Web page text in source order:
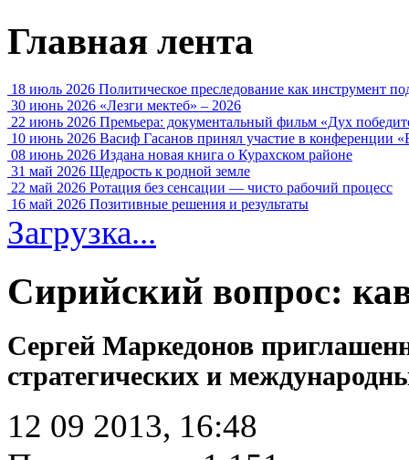
Главная лента
18 июль 2026 Политическое преследование как инструмент
30 июнь 2026 «Лезги мектеб» – 2026
22 июнь 2026 Премьера: документальный фильм «Дух
10 июнь 2026 Васиф Гасанов принял участие в конференции
08 июнь 2026 Издана новая книга о Курахском районе
31 май 2026 Щедрость к родной земле
22 май 2026 Ротация без сенсации — чисто рабочий процесс
16 май 2026 Позитивные решения и результаты
Загрузка...
Сирийский вопрос:
Сергей Маркедонов
стратегических и
12 09 2013, 16:48